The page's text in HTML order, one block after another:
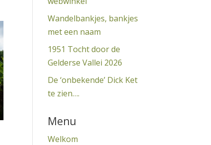
Wandelbankjes, bankjes
met een naam
1951 Tocht door de
Gelderse Vallei 2026
De ‘onbekende’ Dick Ket
te zien….
Menu
Welkom